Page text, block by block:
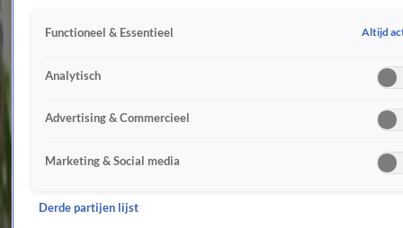
2 aug 2024, 16:04
1:11
2 aug 2024, 16:04
Nieuws
1:29
Max Verstappen gesloopt, maar hij slaat terug!
2 aug 2024, 16:04
Functioneel & Essentieel Altijd
Analytisch
Advertising & Commercieel
Marketing & Social media
Derde partijen lijst